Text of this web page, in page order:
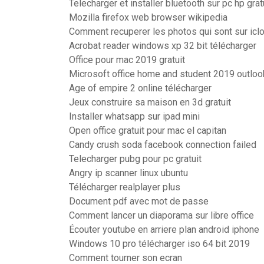
Telecharger et installer bluetooth sur pc hp
Mozilla firefox web browser wikipedia
Comment recuperer les photos qui sont sur
Acrobat reader windows xp 32 bit télécharger
Office pour mac 2019 gratuit
Microsoft office home and student 2019
Age of empire 2 online télécharger
Jeux construire sa maison en 3d gratuit
Installer whatsapp sur ipad mini
Open office gratuit pour mac el capitan
Candy crush soda facebook connection failed
Telecharger pubg pour pc gratuit
Angry ip scanner linux ubuntu
Télécharger realplayer plus
Document pdf avec mot de passe
Comment lancer un diaporama sur libre office
Écouter youtube en arriere plan android iphone
Windows 10 pro télécharger iso 64 bit 2019
Comment tourner son ecran